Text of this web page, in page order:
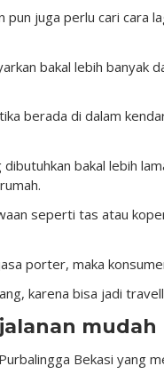
pun juga perlu cari cara
bakal lebih banyak
berada di dalam
dibutuhkan bakal lebih
seperti tas atau
porter, maka
karena bisa jadi
mudah
Bekasi yang